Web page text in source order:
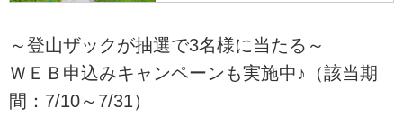
快適な専属講師と専属添乗員が同
行。入門から上級までレベル、目
～登山ザックが抽選で3名様に当たる～
ＷＥＢ申込みキャンペーンも実施中♪（該当期
間：7/10～7/31）